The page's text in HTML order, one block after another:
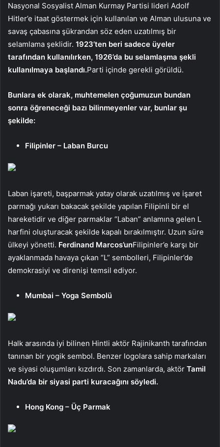
Nasyonal Sosyalist Alman Kurmay Partisi lideri Adolf
Hitler’e itaat göstermek için kullanılan ve Alman ulusuna ve
savaş çabasına şükrandan söz eden uzatılmış bir
selamlama şeklidir. 1923’ten beri sadece üyeler
tarafından kullanılırken, 1926’da bu selamlaşma şekli
kullanılmaya başlandı.Parti içinde gerekli görüldü.
Bunlara ek olarak, muhtemelen çoğumuzun bundan
sonra öğreneceği bazı bilinmeyenler var, bunlar şu
şekilde:
Filipinler – Laban Burcu
Laban işareti, başparmak yatay olarak uzatılmış ve işaret
parmağı yukarı bakacak şekilde yapılan Filipinli bir el
hareketidir ve diğer parmaklar “Laban” anlamına gelen L
harfini oluşturacak şekilde kapalı bırakılmıştır. Uzun süre
ülkeyi yönetti. Ferdinand Marcos’unFilipinler’e karşı bir
ayaklanmada havaya çıkan “L” sembolleri, Filipinler’de
demokrasiyi ve direnişi temsil ediyor.
Mumbai – Yoga Sembolü
Halk arasında iyi bilinen Hintli aktör Rajinikanth tarafından
tanınan bir yogik sembol. Benzer logolara sahip markaları
ve siyasi oluşumları kızdırdı. Son zamanlarda, aktör Tamil
Nadu’da bir siyasi parti kuracağını söyledi.
Hong Kong – Üç Parmak